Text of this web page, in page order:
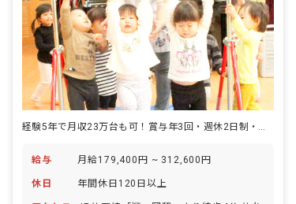
給与 月給179,400円 ~ 312,600円
休日 年間休日120日以上